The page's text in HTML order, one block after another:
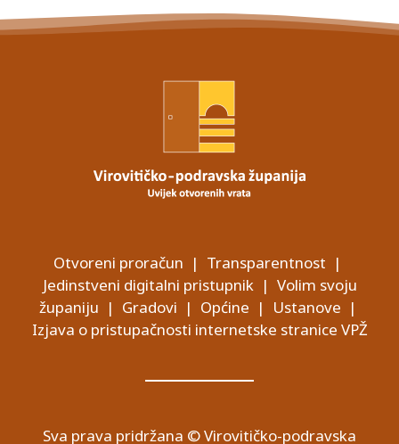
Otvoreni proračun | Transparentnost |
Jedinstveni digitalni pristupnik| Volim svoju
županiju | Gradovi | Općine | Ustanove |
Izjava o pristupačnosti internetske stranice VPŽ
Sva prava pridržana © Virovitičko-podravska